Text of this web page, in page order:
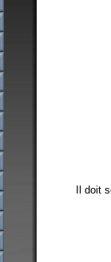
Il doit